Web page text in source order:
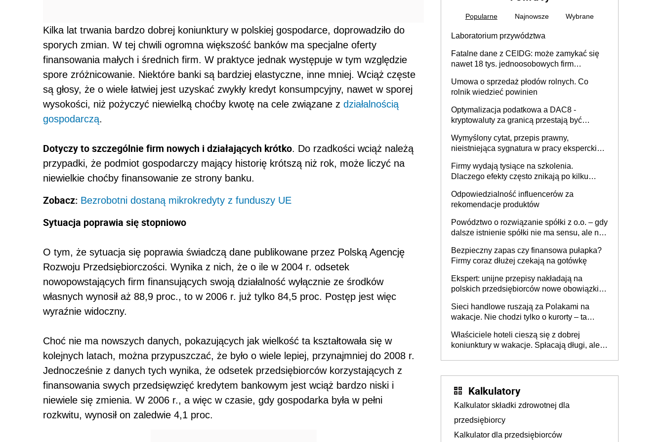
Kilka lat trwania bardzo dobrej koniunktury w polskiej gospodarce, doprowadziło do
sporych zmian. W tej chwili ogromna większość banków ma specjalne oferty
finansowania małych i średnich firm. W praktyce jednak występuje w tym względzie
spore zróżnicowanie. Niektóre banki są bardziej elastyczne, inne mniej. Wciąż częste
są głosy, że o wiele łatwiej jest uzyskać zwykły kredyt konsumpcyjny, nawet w sporej
wysokości, niż pożyczyć niewielką choćby kwotę na cele związane z działalnością
gospodarczą.
Dotyczy to szczególnie firm nowych i działających krótko. Do rzadkości wciąż należą
przypadki, że podmiot gospodarczy mający historię krótszą niż rok, może liczyć na
niewielkie choćby finansowanie ze strony banku.
Zobacz: Bezrobotni dostaną mikrokredyty z funduszy UE
Sytuacja poprawia się stopniowo
O tym, że sytuacja się poprawia świadczą dane publikowane przez Polską Agencję
Rozwoju Przedsiębiorczości. Wynika z nich, że o ile w 2004 r. odsetek
nowopowstających firm finansujących swoją działalność wyłącznie ze środków
własnych wynosił aż 88,9 proc., to w 2006 r. już tylko 84,5 proc. Postęp jest więc
wyraźnie widoczny.
Choć nie ma nowszych danych, pokazujących jak wielkość ta kształtowała się w
kolejnych latach, można przypuszczać, że było o wiele lepiej, przynajmniej do 2008 r.
Jednocześnie z danych tych wynika, że odsetek przedsiębiorców korzystających z
finansowania swych przedsięwzięć kredytem bankowym jest wciąż bardzo niski i
niewiele się zmienia. W 2006 r., a więc w czasie, gdy gospodarka była w pełni
rozkwitu, wynosił on zaledwie 4,1 proc.
Popularne Najnowsze Wybrane
Laboratorium przywództwa
Fatalne dane z CEIDG: może zamykać się
nawet 18 tys. jednoosobowych firm
Umowa o sprzedaż płodów rolnych. Co
rolnik wiedzieć powinien
Optymalizacja podatkowa a DAC8 -
kryptowaluty za granicą przestają być
Wymyślony cytat, przepis prawny,
nieistniejąca sygnatura w pracy eksperckiej -
firmie
Firmy wydają tysiące na szkolenia.
Dlaczego efekty często znikają po kilku
Odpowiedzialność influencerów za
rekomendacje produktów
Powództwo o rozwiązanie spółki z o.o. – gdy
dalsze istnienie spółki nie ma sensu, ale nie
Bezpieczny zapas czy finansowa pułapka?
Firmy coraz dłużej czekają na gotówkę
Ekspert: unijne przepisy nakładają na
polskich przedsiębiorców nowe obowiązki w
Sieci handlowe ruszają za Polakami na
wakacje. Nie chodzi tylko o kurorty – ta
tam, gdzie wielu spędzi urlop po cichu
Właściciele hoteli cieszą się z dobrej
koniunktury w wakacje. Spłacają długi, ale
Kalkulatory
Kalkulator składki zdrowotnej dla
przedsiębiorcy
Kalkulator dla przedsiębiorców